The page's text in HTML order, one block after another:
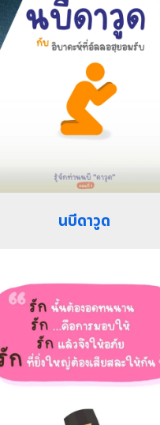
นบีดาวูด